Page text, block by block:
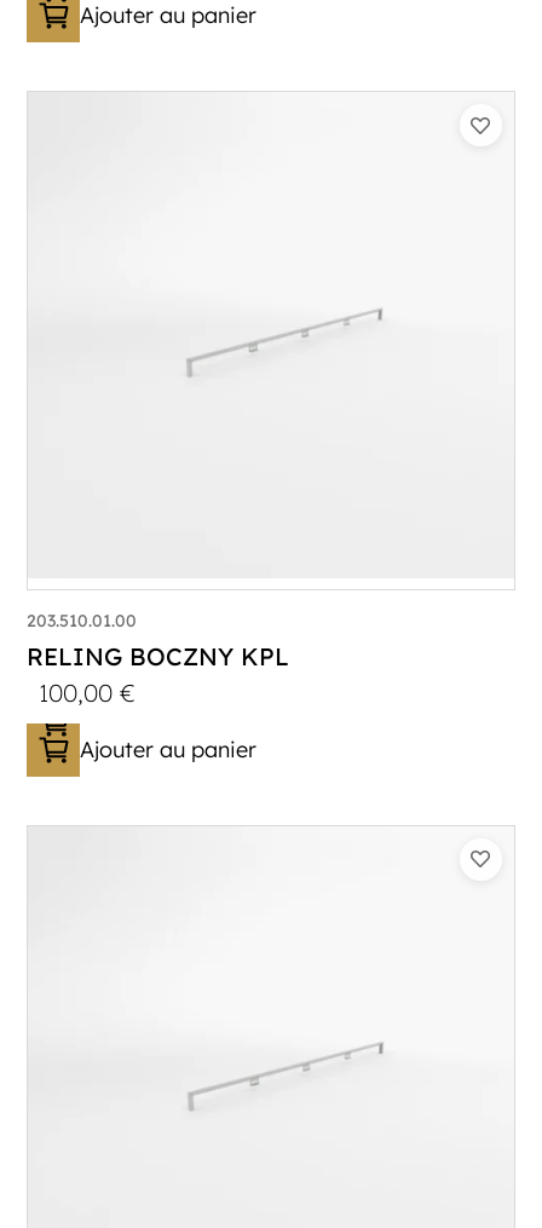
Ajouter au panier
203.510.01.00
RELING BOCZNY KPL
100,00€
Ajouter au panier